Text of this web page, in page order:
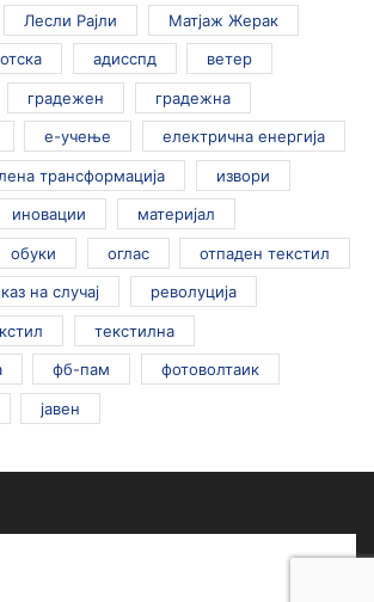
Лесли Рајли Матјаж Жерак
адисспд ветер
градежен градежна
е-учење електрична енергија
трансформација извори
иновации материјал
обуки оглас отпаден текстил
на случај револуција
текстилна
фб-пам фотоволтаик
јавен